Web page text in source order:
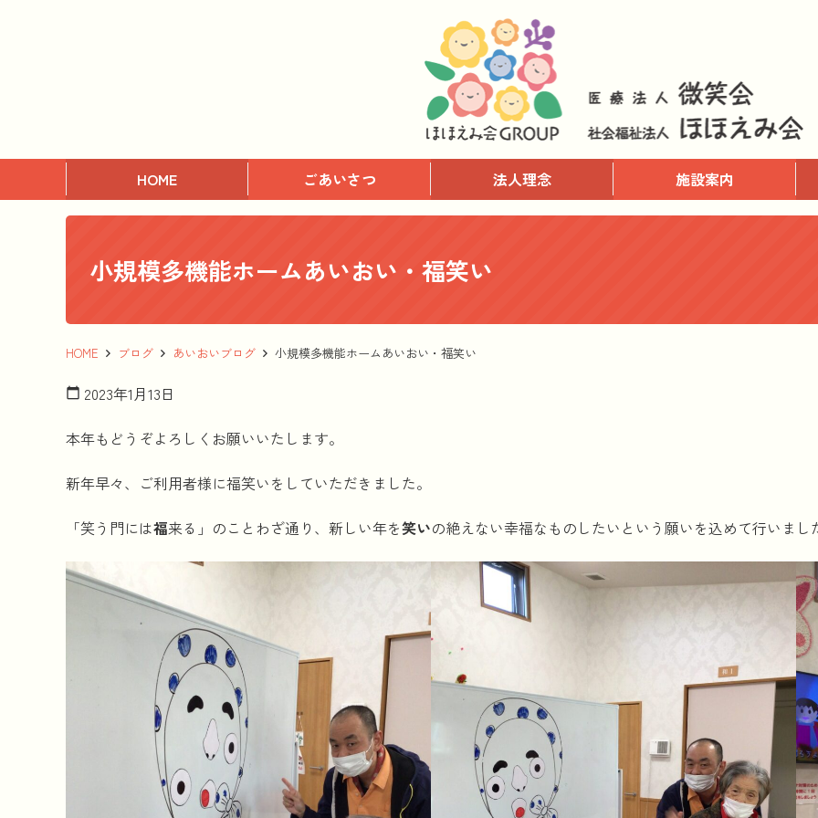
HOME ごあいさつ 法人理念 施設案内
小規模多機能ホームあいおい・福笑い
HOME ブログ あいおいブログ 小規模多機能ホームあいおい・福笑い
calendar_today 2023年1月13日
本年もどうぞよろしくお願いいたします。
新年早々、ご利用者様に福笑いをしていただきました。
「笑う門には福来る」のことわざ通り、新しい年を笑いの絶えない幸福なものしたいという願いを込めて行いまし